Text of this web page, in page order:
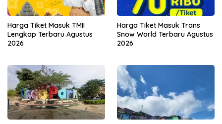
Harga Tiket Masuk TMII
Lengkap Terbaru Agustus
2026
Harga Tiket Masuk Trans
Snow World Terbaru Agustus
2026